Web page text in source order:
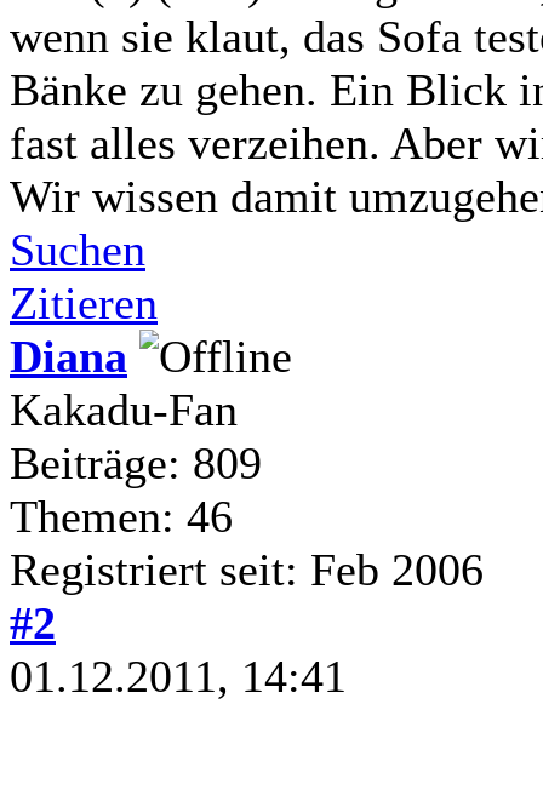
wenn sie klaut, das Sofa
Bänke zu gehen. Ein Blick
fast alles verzeihen. Aber
Wir wissen damit
Suchen
Zitieren
Diana
Kakadu-Fan
Beiträge: 809
Themen: 46
Registriert seit: Feb 2006
#2
01.12.2011, 14:41